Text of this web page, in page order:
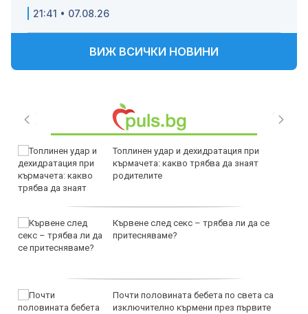
21:41 • 07.08.26
ВИЖ ВСИЧКИ НОВИНИ
Топлинен удар и дехидратация при
кърмачета: какво трябва да знаят
родителите
Кървене след секс – трябва ли да се
притесняваме?
Почти половината бебета по света са
изключително кърмени през първите